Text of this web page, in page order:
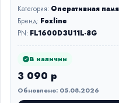
Категория: Оперативная
Бренд: Foxline
PN: FL1600D3U11L-8G
В наличии
3 090 р
Обновлено: 05.08.2026